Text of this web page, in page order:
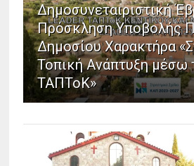
Δημοσυνεταιριστική
Πρόσκληση Υποβολής
Δημοσίου Χαρακτήρα
Τοπική Ανάπτυξη μέσω
ΤΑΠΤοΚ»